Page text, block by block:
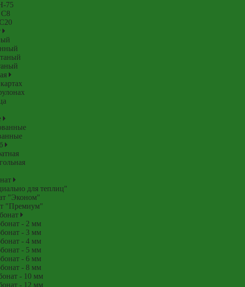
75
С8
для теплиц"
"Эконом"
"Премиум"
- 2 мм
- 3 мм
- 4 мм
- 5 мм
- 6 мм
- 8 мм
- 10 мм
- 12 мм